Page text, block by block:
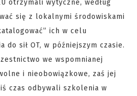
otrzymali wytyczne, według
się z lokalnymi środowiskami
ich w celu
do sił OT, w późniejszym czasie.
we wspomnianej
i nieobowiązkowe, zaś jej
czas odbywali szkolenia w